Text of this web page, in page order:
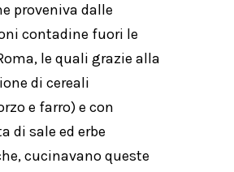
proveniva dalle
contadine fuori le
le quali grazie alla
di cereali
e farro) e con
di sale ed erbe
cucinavano queste